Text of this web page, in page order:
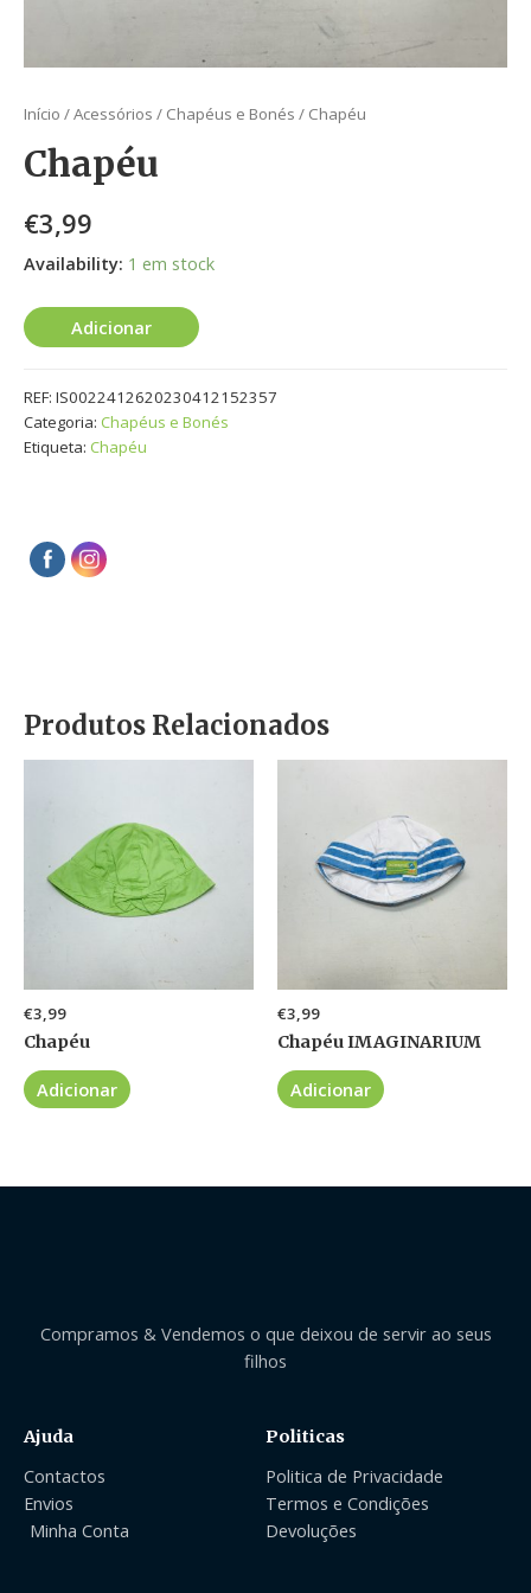
Início /Acessórios / Chapéus e Bonés / Chapéu
Chapéu
€3,99
Availability: 1 em stock
Adicionar
REF: IS0022412620230412152357
Categoria: Chapéus e Bonés
Etiqueta: Chapéu
Produtos Relacionados
€3,99
Chapéu
Adicionar
€3,99
Chapéu IMAGINARIUM
Adicionar
Compramos & Vendemos o que deixou de servir ao seus
filhos
Ajuda
Contactos
Envios
Minha Conta
Politicas
Politica de Privacidade
Termos e Condições
Devoluções